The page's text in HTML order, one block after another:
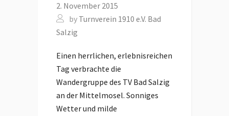
2. November 2015
by Turnverein 1910 e.V. Bad
Salzig
Einen herrlichen, erlebnisreichen
Tag verbrachte die
Wandergruppe des TV Bad Salzig
an der Mittelmosel. Sonniges
Wetter und milde